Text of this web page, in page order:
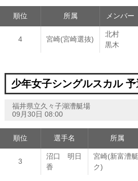
順位 所属 メンバー
4 宮崎(宮崎選抜)
北村
黒木
少年女子シングルスカル 予
福井県立久々子湖漕艇場
09月30日 08:00
順位 選手名 所属
3
沼口 明日
香
宮崎(新富漕艇
ク)